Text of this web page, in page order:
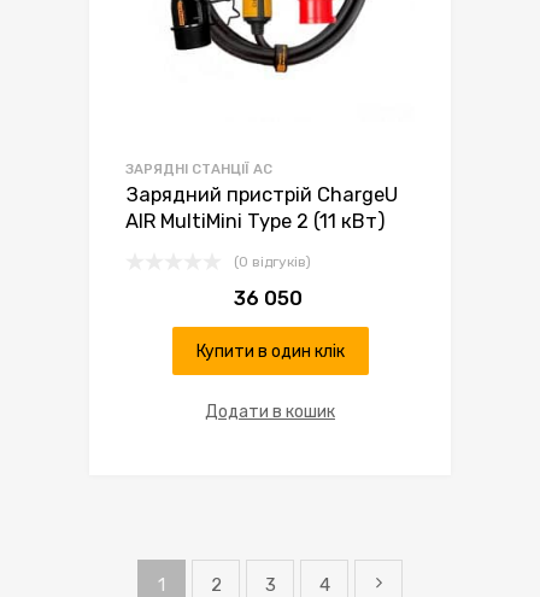
ЗАРЯДНІ СТАНЦІЇ AC
Зарядний пристрій ChargeU
AIR MultiMini Type 2 (11 кВт)
(0 відгуків)
36 050
Купити в один клік
Додати в кошик
1 2 3 4